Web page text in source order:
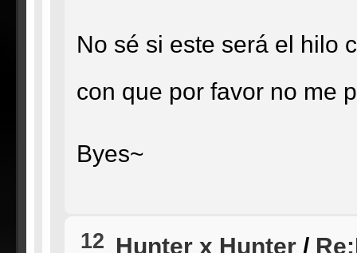
No sé si este será el hilo
con que por favor no me
Byes~
12 Hunter x Hunter/